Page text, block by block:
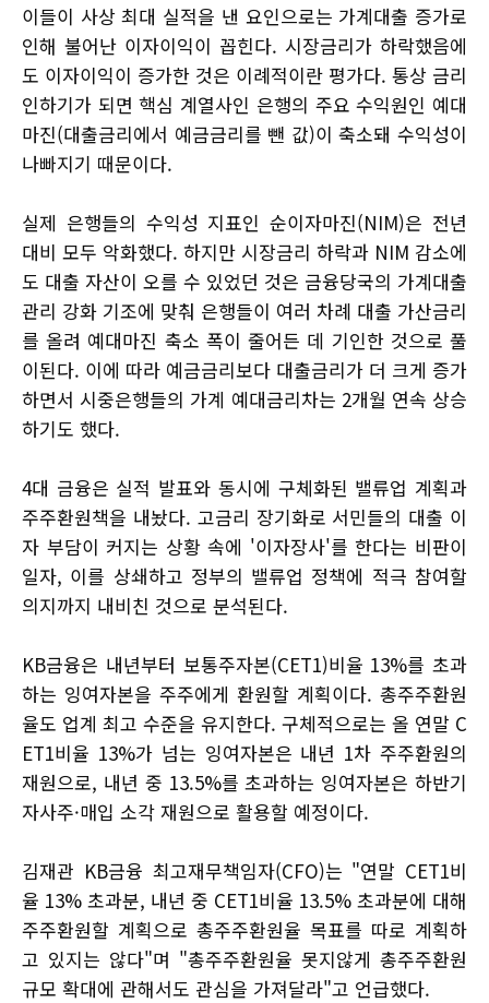
이들이 사상 최대 실적을 낸 요인으로는 가계대출 증가로
인해 불어난 이자이익이 꼽힌다. 시장금리가 하락했음에
도 이자이익이 증가한 것은 이례적이란 평가다. 통상 금리
인하기가 되면 핵심 계열사인 은행의 주요 수익원인 예대
마진(대출금리에서 예금금리를 뺀 값)이 축소돼 수익성이
나빠지기 때문이다.
실제 은행들의 수익성 지표인 순이자마진(NIM)은 전년
대비 모두 악화했다. 하지만 시장금리 하락과 NIM 감소에
도 대출 자산이 오를 수 있었던 것은 금융당국의 가계대출
관리 강화 기조에 맞춰 은행들이 여러 차례 대출 가산금리
를 올려 예대마진 축소 폭이 줄어든 데 기인한 것으로 풀
이된다. 이에 따라 예금금리보다 대출금리가 더 크게 증가
하면서 시중은행들의 가계 예대금리차는 2개월 연속 상승
하기도 했다.
4대 금융은 실적 발표와 동시에 구체화된 밸류업 계획과
주주환원책을 내놨다. 고금리 장기화로 서민들의 대출 이
자 부담이 커지는 상황 속에 '이자장사'를 한다는 비판이
일자, 이를 상쇄하고 정부의 밸류업 정책에 적극 참여할
의지까지 내비친 것으로 분석된다.
KB금융은 내년부터 보통주자본(CET1)비율 13%를 초과
하는 잉여자본을 주주에게 환원할 계획이다. 총주주환원
율도 업계 최고 수준을 유지한다. 구체적으로는 올 연말 C
ET1비율 13%가 넘는 잉여자본은 내년 1차 주주환원의
재원으로, 내년 중 13.5%를 초과하는 잉여자본은 하반기
자사주·매입 소각 재원으로 활용할 예정이다.
김재관 KB금융 최고재무책임자(CFO)는 "연말 CET1비
율 13% 초과분, 내년 중 CET1비율 13.5% 초과분에 대해
주주환원할 계획으로 총주주환원율 목표를 따로 계획하
고 있지는 않다"며 "총주주환원율 못지않게 총주주환원
규모 확대에 관해서도 관심을 가져달라"고 언급했다.